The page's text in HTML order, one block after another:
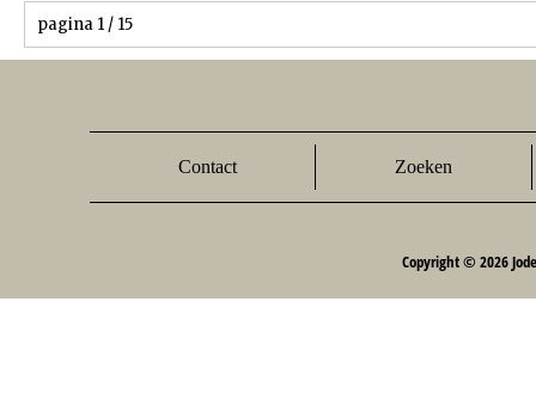
pagina 1 / 15
Contact Zoeken
Copyright © 2026